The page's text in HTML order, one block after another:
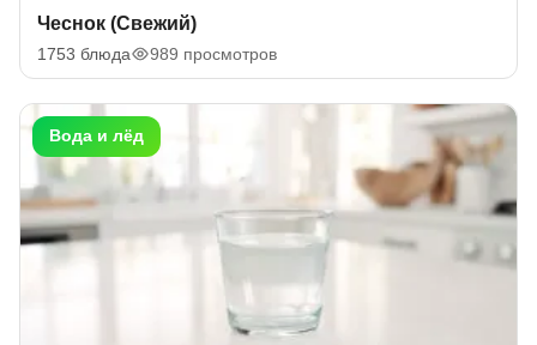
Чеснок (Свежий)
1753 блюда 989 просмотров
Вода и лёд